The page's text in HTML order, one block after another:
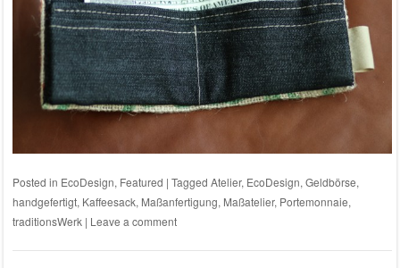
Posted in EcoDesign, Featured | Tagged Atelier, EcoDesign, Geldbörse,
handgefertigt, Kaffeesack, Maßanfertigung, Maßatelier, Portemonnaie,
traditionsWerk | Leave a comment